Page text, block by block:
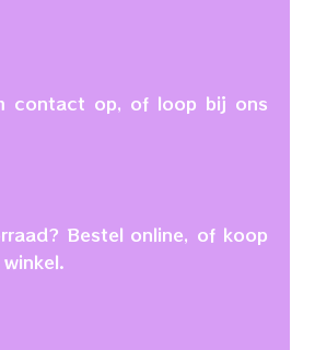
contact op, of loop bij ons
Bestel online, of koop